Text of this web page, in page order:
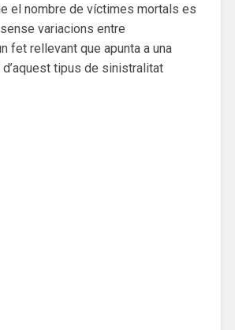
el nombre de víctimes mortals es
variacions entre
fet rellevant que apunta a una
tipus de sinistralitat